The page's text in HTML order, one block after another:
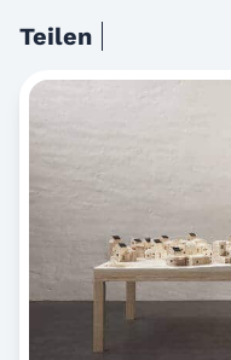
Teilen